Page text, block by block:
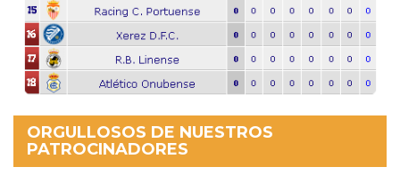
ORGULLOSOS DE NUESTROS
PATROCINADORES